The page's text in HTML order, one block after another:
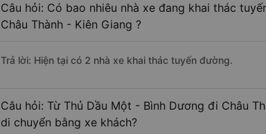
Câu hỏi: Có bao nhiêu nhà xe đang khai thác
Châu Thành - Kiên Giang ?
Trả lời: Hiện tại có 2 nhà xe khai thác tuyến đường.
Câu hỏi: Từ Thủ Dầu Một - Bình Dương đi Châu
di chuyển bằng xe khách?